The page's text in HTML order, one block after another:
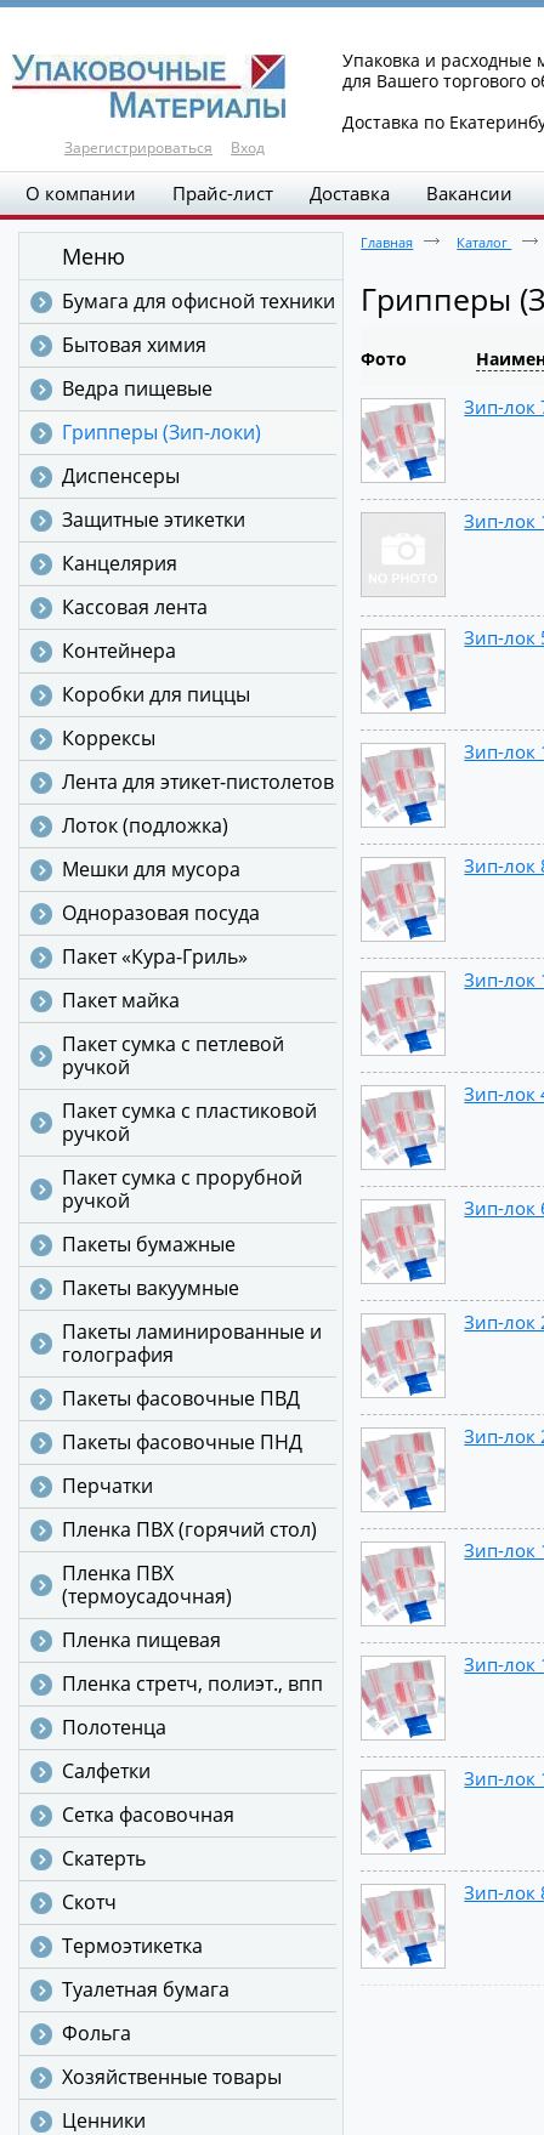
Зарегистрироваться Вход
Упаковка и расходные
для Вашего торгового
Доставка по
О компании Прайс-лист Доставка Вакансии
Меню
Бумага для офисной техники
Бытовая химия
Ведра пищевые
Грипперы (Зип-локи)
Диспенсеры
Защитные этикетки
Канцелярия
Кассовая лента
Контейнера
Коробки для пиццы
Коррексы
Лента для этикет-пистолетов
Лоток (подложка)
Мешки для мусора
Одноразовая посуда
Пакет «Кура-Гриль»
Пакет майка
Пакет сумка с петлевой
ручкой
Пакет сумка с пластиковой
ручкой
Пакет сумка с прорубной
ручкой
Пакеты бумажные
Пакеты вакуумные
Пакеты ламинированные и
голография
Пакеты фасовочные ПВД
Пакеты фасовочные ПНД
Перчатки
Пленка ПВХ (горячий стол)
Пленка ПВХ
(термоусадочная)
Пленка пищевая
Пленка стретч, полиэт., впп
Полотенца
Салфетки
Сетка фасовочная
Скатерть
Скотч
Термоэтикетка
Туалетная бумага
Фольга
Хозяйственные товары
Ценники
Главная Каталог
Грипперы
Фото
Зип-лок
Зип-лок
Зип-лок
Зип-лок
Зип-лок
Зип-лок
Зип-лок
Зип-лок
Зип-лок
Зип-лок
Зип-лок
Зип-лок
Зип-лок
Зип-лок